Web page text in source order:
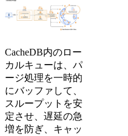
CacheDB内のロー
カルキューは、パ
ージ処理を一時的
にバッファして、
スループットを安
定させ、遅延の急
増を防ぎ、キャッ